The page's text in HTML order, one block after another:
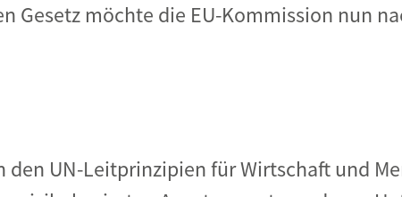
Gesetz möchte die EU-Kommission nun
den UN-Leitprinzipien für Wirtschaft und